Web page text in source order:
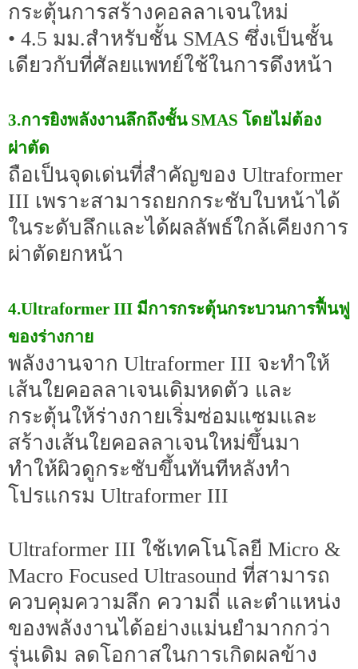
กระตุ้นการสร้างคอลลาเจนใหม่
• 4.5 มม.สำหรับชั้น SMAS ซึ่งเป็นชั้น
เดียวกับที่ศัลยแพทย์ใช้ในการดึงหน้า
3.การยิงพลังงานลึกถึงชั้น SMAS โดยไม่ต้อง
ผ่าตัด
ถือเป็นจุดเด่นที่สำคัญของ Ultraformer
III เพราะสามารถยกกระชับใบหน้าได้
ในระดับลึกและได้ผลลัพธ์ใกล้เคียงการ
ผ่าตัดยกหน้า
4.Ultraformer III มีการกระตุ้นกระบวนการฟื้นฟู
ของร่างกาย
พลังงานจาก Ultraformer III จะทำให้
เส้นใยคอลลาเจนเดิมหดตัว และ
กระตุ้นให้ร่างกายเริ่มซ่อมแซมและ
สร้างเส้นใยคอลลาเจนใหม่ขึ้นมา
ทำให้ผิวดูกระชับขึ้นทันทีหลังทำ
โปรแกรม Ultraformer III
Ultraformer III ใช้เทคโนโลยี Micro &
Macro Focused Ultrasound ที่สามารถ
ควบคุมความลึก ความถี่ และตำแหน่ง
ของพลังงานได้อย่างแม่นยำมากกว่า
รุ่นเดิม ลดโอกาสในการเกิดผลข้าง